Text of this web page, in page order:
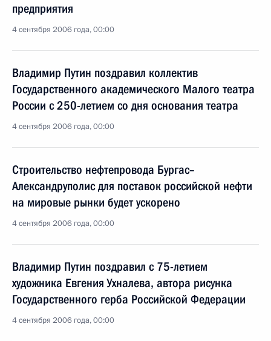
предприятия
4 сентября 2006 года, 00:00
Владимир Путин поздравил коллектив
Государственного академического Малого театра
России с 250-летием со дня основания театра
4 сентября 2006 года, 00:00
Строительство нефтепровода Бургас–
Александруполис для поставок российской нефти
на мировые рынки будет ускорено
4 сентября 2006 года, 00:00
Владимир Путин поздравил с 75-летием
художника Евгения Ухналева, автора рисунка
Государственного герба Российской Федерации
4 сентября 2006 года, 00:00